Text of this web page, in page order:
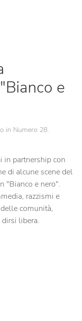
e
in Numero 28.
partnership con
di alcune scene del
"Bianco e nero".
razzismi e
comunità,
dirsi libera.